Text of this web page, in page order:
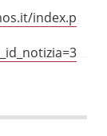
index.p